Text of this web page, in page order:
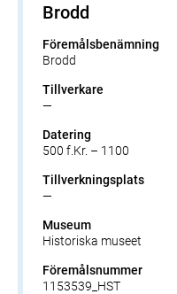
Brodd
Föremålsbenämning
Brodd
Tillverkare
—
Datering
500 f.Kr. – 1100
Tillverkningsplats
—
Museum
Historiska museet
Föremålsnummer
1153539_HST